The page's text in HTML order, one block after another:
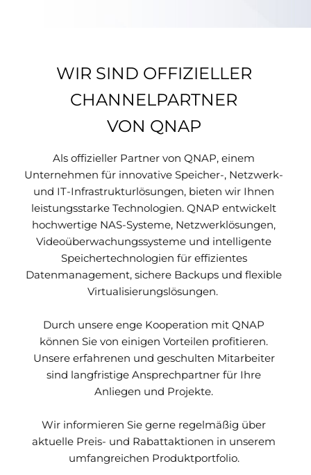
WIR SIND OFFIZIELLER
CHANNELPARTNER
VON QNAP
Als offizieller Partner von QNAP, einem
Unternehmen für innovative Speicher-, Netzwerk-
und IT-Infrastrukturlösungen, bieten wir Ihnen
leistungsstarke Technologien. QNAP entwickelt
hochwertige NAS-Systeme, Netzwerklösungen,
Videoüberwachungssysteme und intelligente
Speichertechnologien für effizientes
Datenmanagement, sichere Backups und flexible
Virtualisierungslösungen.
Durch unsere enge Kooperation mit QNAP
können Sie von einigen Vorteilen profitieren.
Unsere erfahrenen und geschulten Mitarbeiter
sind langfristige Ansprechpartner für Ihre
Anliegen und Projekte.
Wir informieren Sie gerne regelmäßig über
aktuelle Preis- und Rabattaktionen in unserem
umfangreichen Produktportfolio.